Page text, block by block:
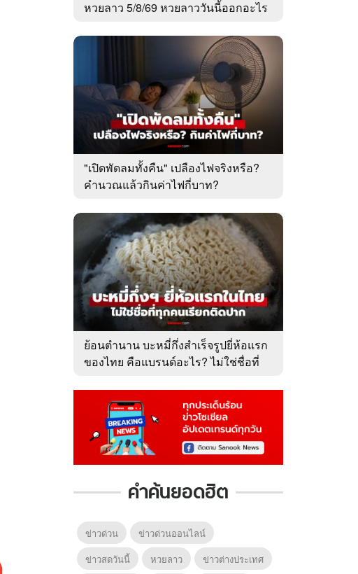
หวยลาว 5/8/69 หวยลาววันนี้ออกอะไร
"เปิดพัดลมทั้งคืน" เปลืองไฟจริงหรือ?
คำนวณแล้วกินค่าไฟกี่บาท?
ย้อนตำนาน บะหมี่กึ่งสำเร็จรูปยี่ห้อแรก
ของไทย คือแบรนด์อะไร? ไม่ใช่ชื่อที่
คำค้นยอดฮิต
ข่าวด่วน
ข่าวด่วนออนไลน์
ข่าวสดวันนี้
หวยลาว
ข่าวต่างประเทศ